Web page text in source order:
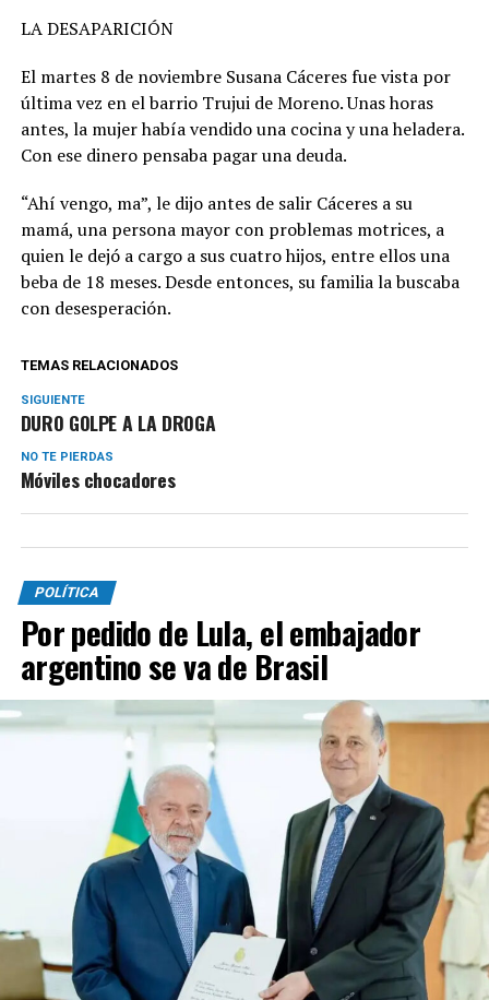
LA DESAPARICIÓN
El martes 8 de noviembre Susana Cáceres fue vista por
última vez en el barrio Trujui de Moreno. Unas horas
antes, la mujer había vendido una cocina y una heladera.
Con ese dinero pensaba pagar una deuda.
“Ahí vengo, ma”, le dijo antes de salir Cáceres a su
mamá, una persona mayor con problemas motrices, a
quien le dejó a cargo a sus cuatro hijos, entre ellos una
beba de 18 meses. Desde entonces, su familia la buscaba
con desesperación.
TEMAS RELACIONADOS
SIGUIENTE
DURO GOLPE A LA DROGA
NO TE PIERDAS
Móviles chocadores
POLÍTICA
Por pedido de Lula, el embajador
argentino se va de Brasil